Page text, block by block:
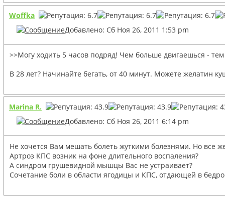
Woffka
Добавлено: Сб Ноя 26, 2011 1:53 pm
>>Могу ходить 5 часов подряд! Чем больше двигаешься -
В 28 лет? Начинайте бегать, от 40 минут. Можете желатин
Marina R.
Добавлено: Сб Ноя 26, 2011 6:14 pm
Не хочется Вам мешать болеть жуткими болезнями. Но все
Артроз КПС возник на фоне длительного воспаления?
А синдром грушевидной мышцы Вас не устраивает?
Сочетание боли в области ягодицы и КПС, отдающей в